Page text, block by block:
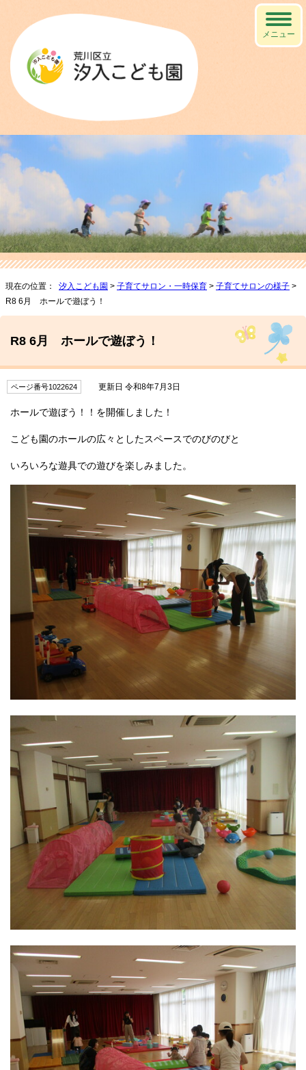
メニュー
現在の位置： 汐入こども園 > 子育てサロン・一時保育 > 子育てサロンの様子 >
R8 6月 ホールで遊ぼう！
R8 6月 ホールで遊ぼう！
ページ番号1022624 更新日 令和8年7月3日
ホールで遊ぼう！！を開催しました！
こども園のホールの広々としたスペースでのびのびと
いろいろな遊具での遊びを楽しみました。